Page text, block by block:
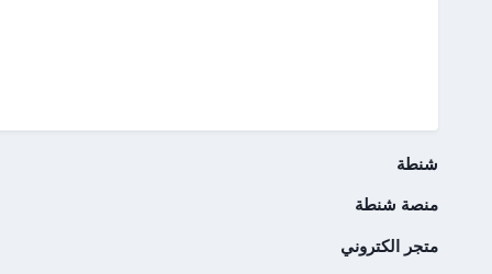
شنطة
منصة شنطة
متجر الكتروني